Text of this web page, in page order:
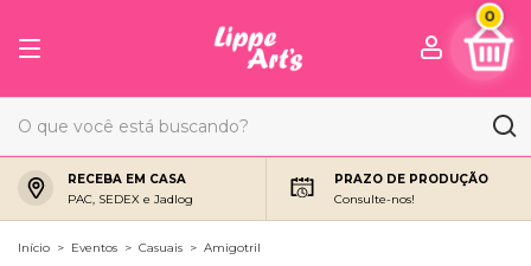
0
RECEBA EM CASA
PAC, SEDEX e Jadlog
PRAZO DE PRODUÇÃO
Consulte-nos!
Início > Eventos > Casuais > Amigotril